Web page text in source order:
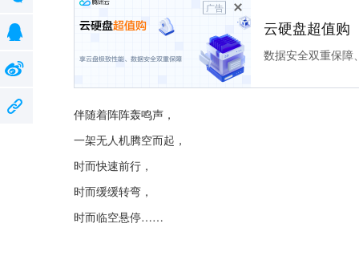
广告
云硬盘超值购
数据安全双重保障
伴随着阵阵轰鸣声，
一架无人机腾空而起，
时而快速前行，
时而缓缓转弯，
时而临空悬停……